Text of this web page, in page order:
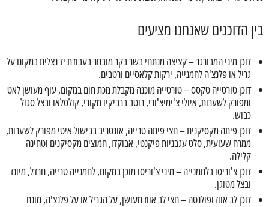
בין הדוכנים שאנחנו מציעים
דוכן מיני המבורגר – קציצה מנתחי בשר בקר מובחר בעבודת יד נצלית במקום על
גריל או פלנצ'ה לחמנייה, ירקות קלאסיים ורטבים.
דוכן טורטייה טקסס – טורטייה מוכנה מקבלת מכת חום במקום, עוף מעושן לאט
ומפורק לשערות, איולי צ'ימיצ'ורי, רוטב ברביקיו מקורי, קולסלאו ובצל סגול
כבוש.
דוכן פיתה מקסיקנית – חצי פיתה טרייה, אונטריב בבישול איטי מפורק לשערות,
ממרח שעועית, סלט עגבניות פיקנטי, אבוקדו, חמוצים מקסיקנים וטחינה
קלילה.
דוכן צ'וריסו בלחמנייה – מיני צ'וריסו מוכן במקום, לחמנייה טרייה, חרדל, מיונז
ובצל מטוגן.
דוכן לב אווז ופולנטה – חצי לב אווז מעושן, על הגריל או על פלנצ'ה, מונח